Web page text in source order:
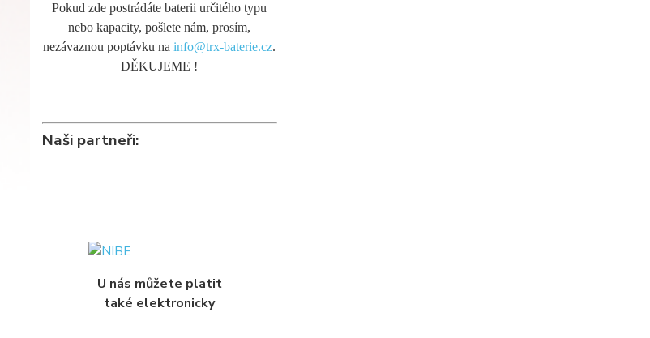
Pokud zde postrádáte baterii určitého typu
nebo kapacity, pošlete nám, prosím,
nezávaznou poptávku nainfo@trx-baterie.cz.
DĚKUJEME !
Naši partneři:
U nás můžete platit
také elektronicky